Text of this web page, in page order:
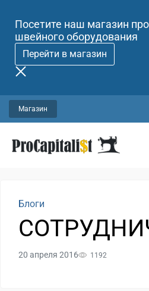
Посетите наш магазин
швейного оборудования
Перейти в магазин
Магазин
Блоги
20 апреля 2016 1192